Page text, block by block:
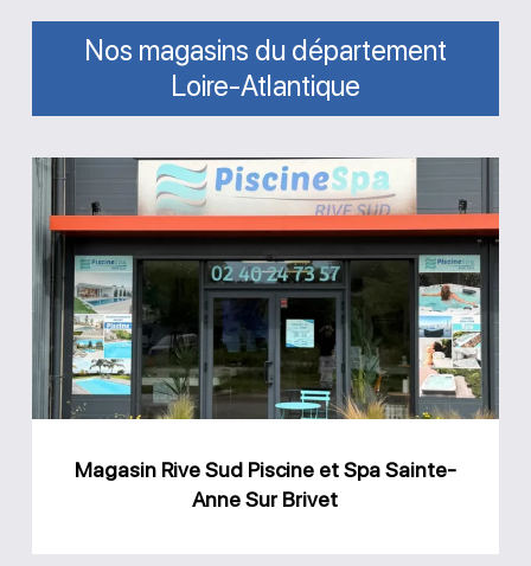
Nos magasins du département
Loire-Atlantique
Magasin
Rive
Sud
Piscine
et
Spa
Sainte-
Sur
Magasin Rive Sud Piscine et Spa Sainte-
Anne Sur Brivet